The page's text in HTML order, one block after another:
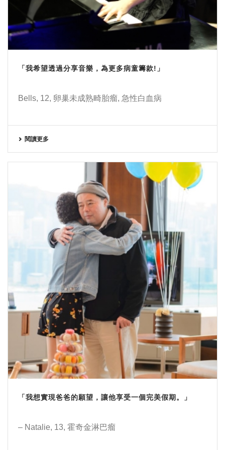
「我希望透過分享音樂，為更多病童籌款!」
Bells, 12, 卵巢未成熟畸胎瘤, 急性白血病
閱讀更多
「我想實現爸爸的願望，讓他享受一個完美假期。」
– Natalie, 13, 霍奇金淋巴瘤